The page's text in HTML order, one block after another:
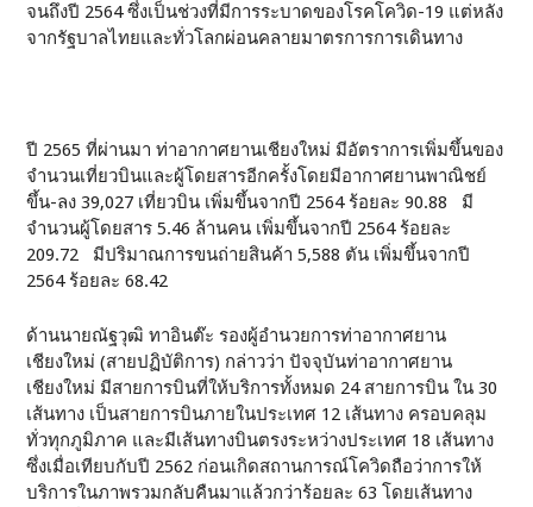
จนถึงปี 2564 ซึ่งเป็นช่วงที่มีการระบาดของโรคโควิด-19 แต่หลัง
จากรัฐบาลไทยและทั่วโลกผ่อนคลายมาตรการการเดินทาง
ปี 2565 ที่ผ่านมา ท่าอากาศยานเชียงใหม่ มีอัตราการเพิ่มขึ้นของ
จำนวนเที่ยวบินและผู้โดยสารอีกครั้งโดยมีอากาศยานพาณิชย์
ขึ้น-ลง 39,027 เที่ยวบิน เพิ่มขึ้นจากปี 2564 ร้อยละ 90.88 มี
จำนวนผู้โดยสาร 5.46 ล้านคน เพิ่มขึ้นจากปี 2564 ร้อยละ
209.72 มีปริมาณการขนถ่ายสินค้า 5,588 ตัน เพิ่มขึ้นจากปี
2564 ร้อยละ 68.42
ด้านนายณัฐวุฒิ ทาอินต๊ะ รองผู้อำนวยการท่าอากาศยาน
เชียงใหม่ (สายปฏิบัติการ) กล่าวว่า ปัจจุบันท่าอากาศยาน
เชียงใหม่ มีสายการบินที่ให้บริการทั้งหมด 24 สายการบิน ใน 30
เส้นทาง เป็นสายการบินภายในประเทศ 12 เส้นทาง ครอบคลุม
ทั่วทุกภูมิภาค และมีเส้นทางบินตรงระหว่างประเทศ 18 เส้นทาง
ซึ่งเมื่อเทียบกับปี 2562 ก่อนเกิดสถานการณ์โควิดถือว่าการให้
บริการในภาพรวมกลับคืนมาแล้วกว่าร้อยละ 63 โดยเส้นทาง